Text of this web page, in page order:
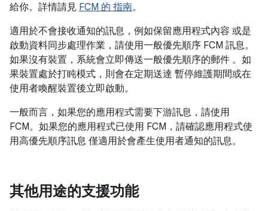
給你。詳情請見 FCM 的 指南。
適用於不會接收通知的訊息，例如保留應用程式內容 或是
啟動資料同步處理作業，請使用一般優先順序 FCM 訊息。
如果沒有裝置，系統會立即傳送一般優先順序的郵件 。如
果裝置處於打盹模式，則會在定期送達 暫停維護期間或在
使用者喚醒裝置後立即啟動。
一般而言，如果您的應用程式需要下游訊息，請使用
FCM。如果您的應用程式已使用 FCM，請確認應用程式使
用高優先順序訊息 僅適用於會產生使用者通知的訊息。
其他用途的支援功能